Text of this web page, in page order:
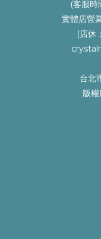
(客服
實體店營
(店休
台北
版